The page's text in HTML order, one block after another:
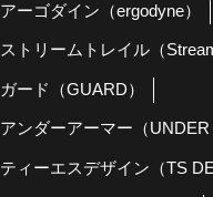
アーゴダイン（ergodyne）
ストリームトレイル（
ガード（GUARD）
アンダーアーマー（UNDER
ティーエスデザイン（TS